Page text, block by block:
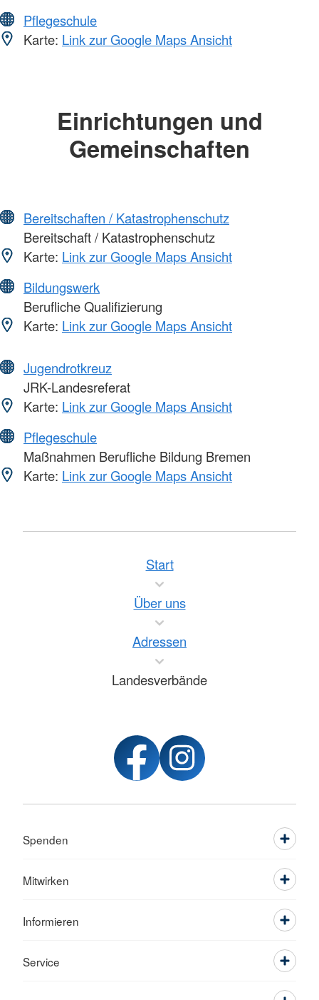
Pflegeschule
Karte: Link zur Google Maps Ansicht
Einrichtungen und
Gemeinschaften
Bereitschaften / Katastrophenschutz
Bereitschaft / Katastrophenschutz
Karte: Link zur Google Maps Ansicht
Bildungswerk
Berufliche Qualifizierung
Karte: Link zur Google Maps Ansicht
Jugendrotkreuz
JRK-Landesreferat
Karte: Link zur Google Maps Ansicht
Pflegeschule
Maßnahmen Berufliche Bildung Bremen
Karte: Link zur Google Maps Ansicht
Start
Über uns
Adressen
Landesverbände
Spenden
Mitwirken
Informieren
Service